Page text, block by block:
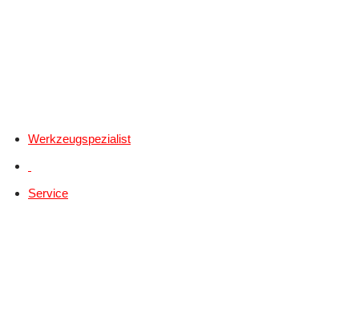
Werkzeugspezialist
Service